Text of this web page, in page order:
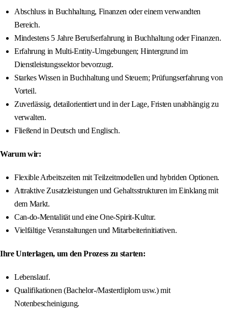
Abschluss in Buchhaltung, Finanzen oder einem verwandten
Bereich.
Mindestens 5 Jahre Berufserfahrung in Buchhaltung oder Finanzen.
Erfahrung in Multi-Entity-Umgebungen; Hintergrund im
Dienstleistungssektor bevorzugt.
Starkes Wissen in Buchhaltung und Steuern; Prüfungserfahrung von
Vorteil.
Zuverlässig, detailorientiert und in der Lage, Fristen unabhängig zu
verwalten.
Fließend in Deutsch und Englisch.
Warum wir:
Flexible Arbeitszeiten mit Teilzeitmodellen und hybriden Optionen.
Attraktive Zusatzleistungen und Gehaltsstrukturen im Einklang mit
dem Markt.
Can-do-Mentalität und eine One-Spirit-Kultur.
Vielfältige Veranstaltungen und Mitarbeiterinitiativen.
Ihre Unterlagen, um den Prozess zu starten:
Lebenslauf.
Qualifikationen (Bachelor-/Masterdiplom usw.) mit
Notenbescheinigung.